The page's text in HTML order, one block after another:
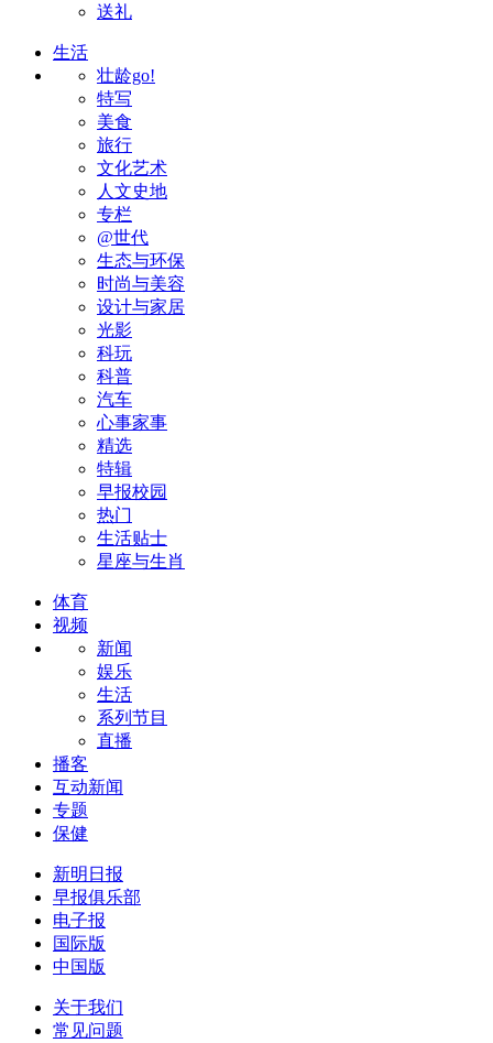
送礼
生活
壮龄go!
特写
美食
旅行
文化艺术
人文史地
专栏
@世代
生态与环保
时尚与美容
设计与家居
光影
科玩
科普
汽车
心事家事
精选
特辑
早报校园
热门
生活贴士
星座与生肖
体育
视频
新闻
娱乐
生活
系列节目
直播
播客
互动新闻
专题
保健
新明日报
早报俱乐部
电子报
国际版
中国版
关于我们
常见问题